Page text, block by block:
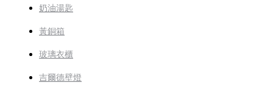
奶油湯匙
黃銅箱
玻璃衣櫃
吉爾德壁燈